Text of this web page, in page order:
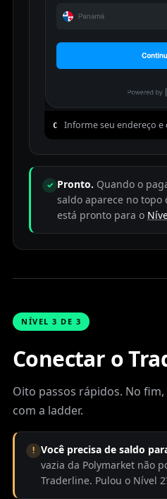
C Informe seu endereço
✓ Pronto. Quando o
saldo aparece no topo
está pronto para o
NÍVEL 3 DE 3
Conectar o
Oito passos rápidos. No
com a ladder.
! Você precisa de saldo
vazia da Polymarket não
Traderline. Pulou o Nível